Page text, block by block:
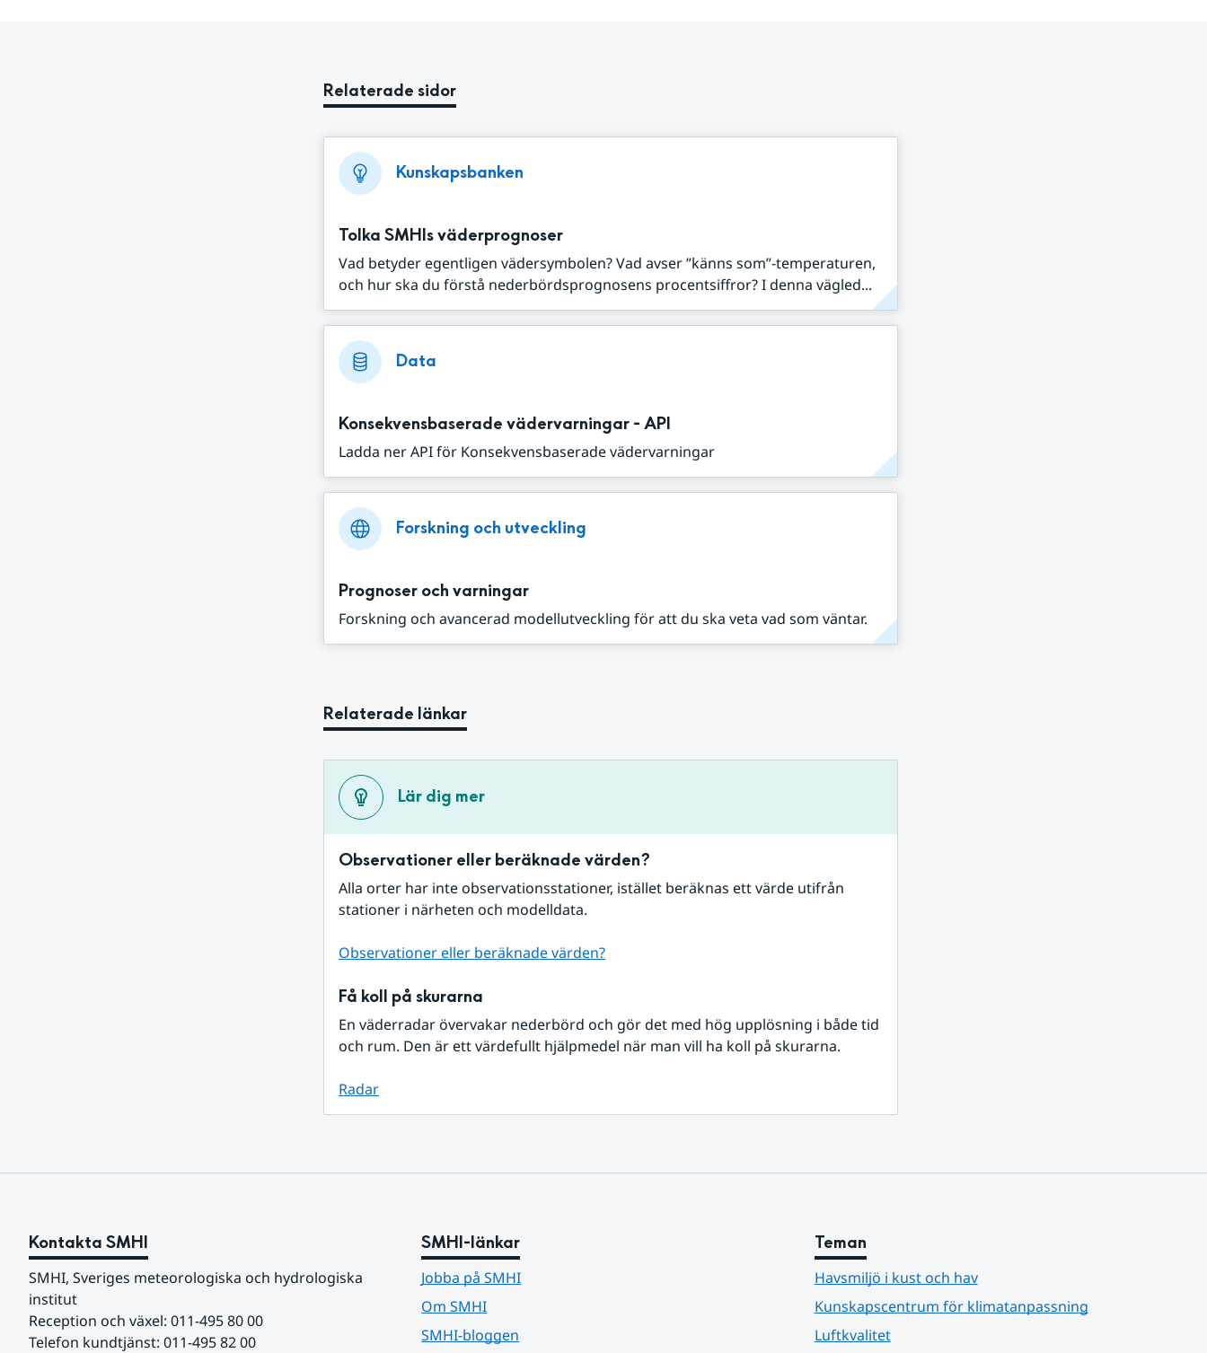
Relaterade sidor
Kunskapsbanken
Tolka SMHIs väderprognoser
Vad betyder egentligen vädersymbolen? Vad avser ”känns som”-temperaturen,
och hur ska du förstå nederbördsprognosens procentsiffror? I denna vägled...
Data
Konsekvensbaserade vädervarningar - API
Ladda ner API för Konsekvensbaserade vädervarningar
Forskning och utveckling
Prognoser och varningar
Forskning och avancerad modellutveckling för att du ska veta vad som väntar.
Relaterade länkar
Lär dig mer
Observationer eller beräknade värden?
Alla orter har inte observationsstationer, istället beräknas ett värde utifrån
stationer i närheten och modelldata.
Observationer eller beräknade värden?
Få koll på skurarna
En väderradar övervakar nederbörd och gör det med hög upplösning i både tid
och rum. Den är ett värdefullt hjälpmedel när man vill ha koll på skurarna.
Radar
Kontakta SMHI
SMHI, Sveriges meteorologiska och hydrologiska
institut
Reception och växel: 011-495 80 00
Telefon kundtjänst: 011-495 82 00
SMHI-länkar
Jobba på SMHI
Om SMHI
SMHI-bloggen
Teman
Havsmiljö i kust och hav
Kunskapscentrum för klimatanpassning
Luftkvalitet